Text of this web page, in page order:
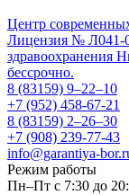
Центр
Лицензия № Л041-
здравоохранения
бессрочно.
8 (83159) 9–22–10
+7 (952) 458-67-21
8 (83159) 2–26–30
+7 (908) 239-77-43
info@garantiya-
Режим работы
Пн–Пт с 7:30 до